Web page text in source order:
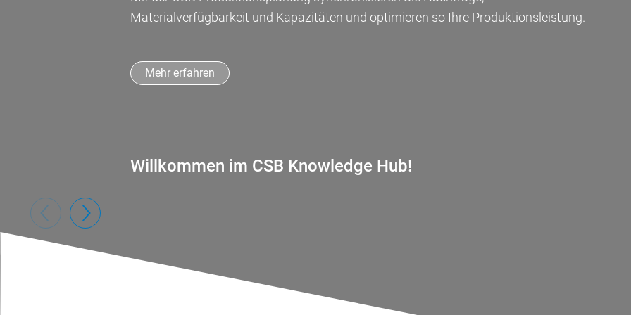
Materialverfügbarkeit und Kapazitäten und optimieren so Ihre Produktionsleistung.
Mehr erfahren
Willkommen im CSB Knowledge Hub!
Sicherheit und
Transparenz für alle